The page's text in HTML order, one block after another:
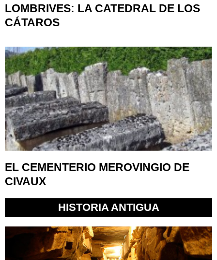
LOMBRIVES: LA CATEDRAL DE LOS
CÁTAROS
EL CEMENTERIO MEROVINGIO DE
CIVAUX
HISTORIA ANTIGUA